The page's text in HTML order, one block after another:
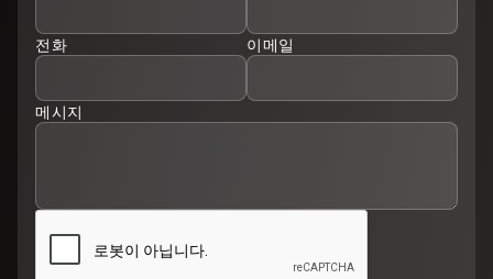
전화 이메일
메시지